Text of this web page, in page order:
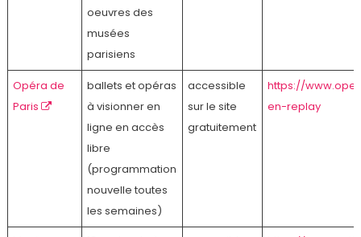
oeuvres des
musées
parisiens
Opéra de
Paris
ballets et opéras
à visionner en
ligne en accès
libre
(programmation
nouvelle toutes
les semaines)
accessible
sur le site
gratuitement
https://
en-replay